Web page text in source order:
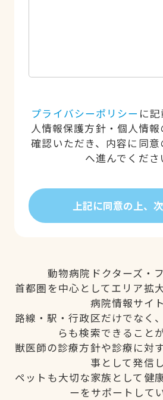
プライバシーポリシー に
人情報保護方針・個人情
確認いただき、内容に同
へ進んでくださ
上記に同意の上、
動物病院ドクターズ・
首都圏を中心としてエリア拡
病院情報サイト
路線・駅・行政区だけでなく
らも検索できること
獣医師の診療方針や診療に対
事として発信し
ペットも大切な家族として健
ーをサポートしてい